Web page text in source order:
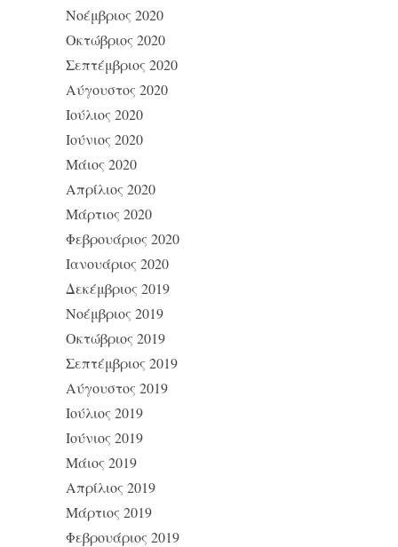
Νοέμβριος 2020
Οκτώβριος 2020
Σεπτέμβριος 2020
Αύγουστος 2020
Ιούλιος 2020
Ιούνιος 2020
Μάιος 2020
Απρίλιος 2020
Μάρτιος 2020
Φεβρουάριος 2020
Ιανουάριος 2020
Δεκέμβριος 2019
Νοέμβριος 2019
Οκτώβριος 2019
Σεπτέμβριος 2019
Αύγουστος 2019
Ιούλιος 2019
Ιούνιος 2019
Μάιος 2019
Απρίλιος 2019
Μάρτιος 2019
Φεβρουάριος 2019